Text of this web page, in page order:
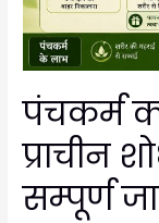
पंचकर्म
प्राचीन
सम्पूर्ण